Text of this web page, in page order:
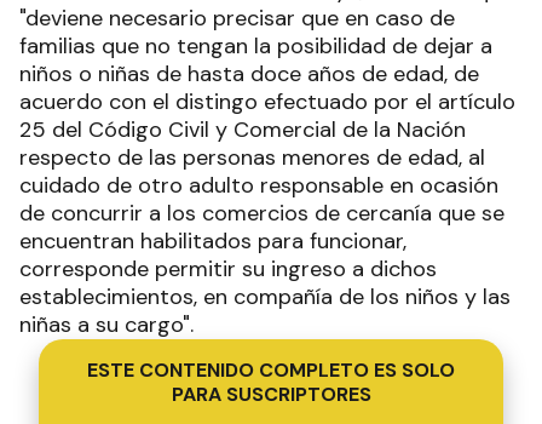
"deviene necesario precisar que en caso de
familias que no tengan la posibilidad de dejar a
niños o niñas de hasta doce años de edad, de
acuerdo con el distingo efectuado por el artículo
25 del Código Civil y Comercial de la Nación
respecto de las personas menores de edad, al
cuidado de otro adulto responsable en ocasión
de concurrir a los comercios de cercanía que se
encuentran habilitados para funcionar,
corresponde permitir su ingreso a dichos
establecimientos, en compañía de los niños y las
niñas a su cargo".
ESTE CONTENIDO COMPLETO ES SOLO
PARA SUSCRIPTORES